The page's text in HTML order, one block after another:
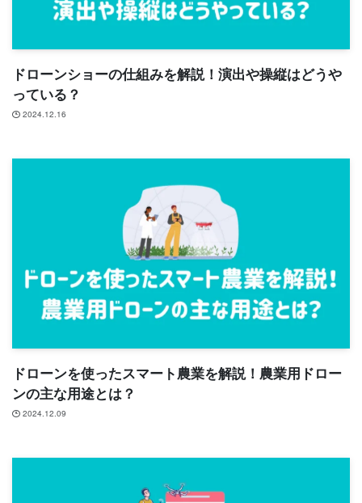
ドローンショーの仕組みを解説！演出や操縦はどうや
っている？
2024.12.16
ドローンを使ったスマート農業を解説！農業用ドロー
ンの主な用途とは？
2024.12.09